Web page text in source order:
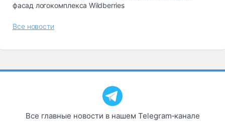
фасад логокомплекса Wildberries
Все новости
Все главные новости в нашем Telegram‑канале